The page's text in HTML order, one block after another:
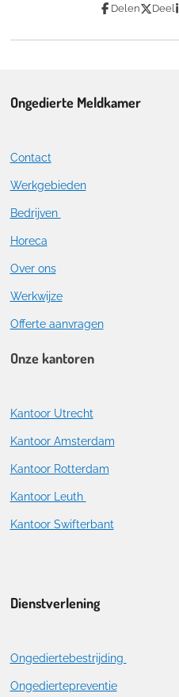
Delen Deel
Ongedierte Meldkamer
Contact
Werkgebieden
Bedrijven
Horeca
Over ons
Werkwijze
Offerte aanvragen
Onze kantoren
Kantoor Utrecht
Kantoor Amsterdam
Kantoor Rotterdam
Kantoor Leuth
Kantoor Swifterbant
Dienstverlening
Ongediertebestrijding
Ongediertepreventie